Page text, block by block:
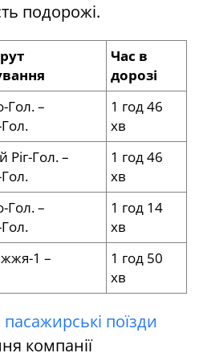
подорожі.
Час в
дорозі
Гол. –
1 год 46
хв
Ріг-Гол. –
1 год 46
хв
Гол. –
1 год 14
хв
1 –
1 год 50
хв
пасажирські поїзди
компанії